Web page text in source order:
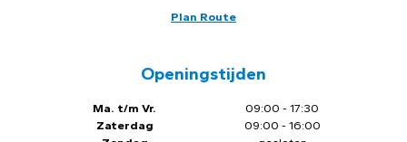
Plan Route
Openingstijden
Ma. t/m Vr.
Zaterdag
09:00 - 17:30
09:00 - 16:00